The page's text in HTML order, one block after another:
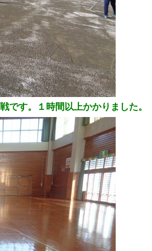
です。１時間以上かかりました。